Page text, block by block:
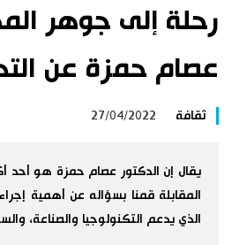
رحلة إلى جوهر
عصام حمزة عن
ثقافة 27/04/2022
يقال إن الدكتور عصام حمزة هو أحد
المقابلة قمنا بسؤاله عن أهمية
الذي يدعم التكنولوجيا والصناعة،